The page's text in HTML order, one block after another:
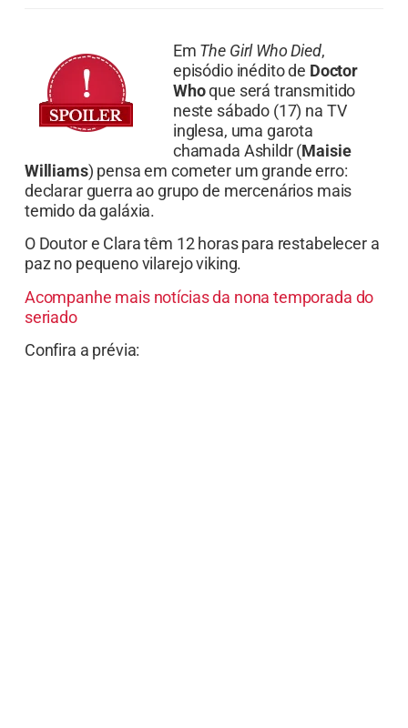
Em The Girl Who Died,
episódio inédito de Doctor
Whoque será transmitido
neste sábado (17) na TV
inglesa, uma garota
chamada Ashildr (Maisie
Williams) pensa em cometer um grande erro:
declarar guerra ao grupo de mercenários mais
temido da galáxia.
O Doutor e Clara têm 12 horas para restabelecer a
paz no pequeno vilarejo viking.
Acompanhe mais notícias da nona temporada do
seriado
Confira a prévia: